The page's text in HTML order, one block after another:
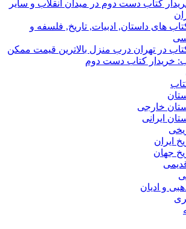
کتاب دست دوم در میدان انقلاب و سایر
های داستان, ادبیات, تاریخ, فلسفه و
در تهران درب منزل بالاترین قیمت ممکن
خریدار کتاب دست دوم
خارجی
ایرانی
ایران
جهان
و ادیان